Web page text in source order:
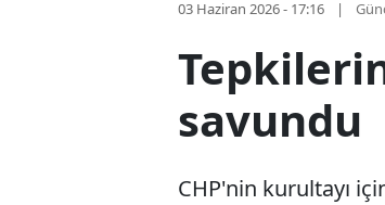
03 Haziran 2026 - 17:16
savundu
CHP'nin kurultayı